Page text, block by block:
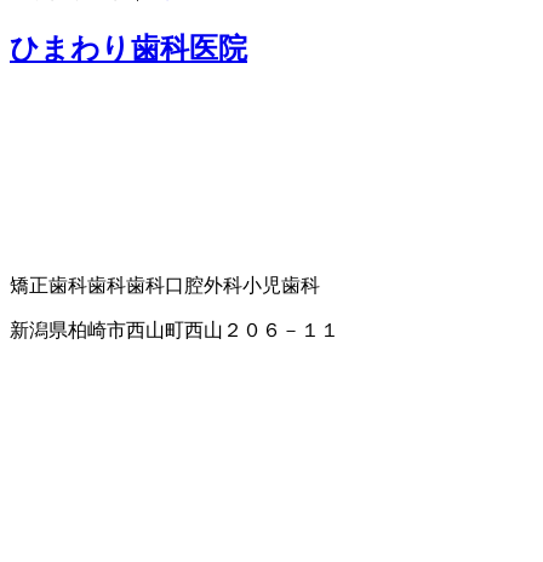
ひまわり歯科医院
矯正歯科歯科歯科口腔外科小児歯科
新潟県柏崎市西山町西山２０６－１１